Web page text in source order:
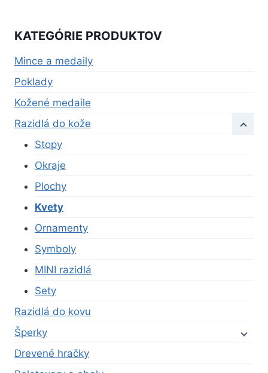
KATEGÓRIE PRODUKTOV
Mince a medaily
Poklady
Kožené medaile
Razidlá do kože
Stopy
Okraje
Plochy
Kvety
Ornamenty
Symboly
MINI razidlá
Sety
Razidlá do kovu
Šperky
Drevené hračky